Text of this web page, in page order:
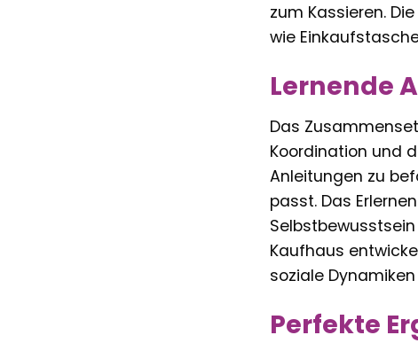
zum Kassieren.
wie
Lernende
Das
Koordination und
Anleitungen zu
passt. Das
Kaufhaus
soziale
Perfekte